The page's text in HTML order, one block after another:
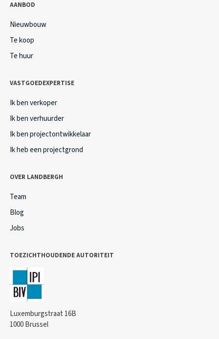
AANBOD
Nieuwbouw
Te koop
Te huur
VASTGOEDEXPERTISE
Ik ben verkoper
Ik ben verhuurder
Ik ben projectontwikkelaar
Ik heb een projectgrond
OVER LANDBERGH
Team
Blog
Jobs
TOEZICHTHOUDENDE AUTORITEIT
Luxemburgstraat 16B
1000 Brussel